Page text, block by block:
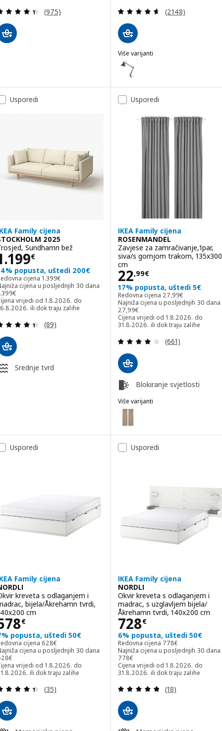
Revizija: 4.4 od 5 zvjezdica. Ukupno recenzija:
(975) Revizija: 4.6
(2148)
Više varijanti
TERTIAL
Mogućnost: TERTIAL, Radna
Mogućnost: TERTIAL, Radna
Usporedi
Family cijena
2025
Sundhamn bež
€1199€
popusta, uštedi 200€
cijena 1.399€
Redovna cijena 1399€
cijena u posljednjih 30 dana
€ cijena u posljednjih 30 dana 1399€
vrijedi od 1.8.2026. do
ili dok traju zalihe
Revizija: 4.4 od 5 zvjezdica. Ukupno recenzija:
(89)
Srednje tvrd
Usporedi
IKEA Family cijena
ROSENMANDEL
Zavjese za zamračivanje,1par,
siva/s gornjom trakom, 135x300
cm
22,99€
Cijena 22,99€
17% popusta, uštedi 5€
Redovna cijena 27,99€
Redovna cijena
Najniža cijena u posljednjih 30 dana
27,99€
Najniža cijena u posljednjih 30
Cijena vrijedi od 1.8.2026. do
31.8.2026. ili dok traju zalihe
Revizija: 4.1 od
(661)
Blokiranje svjetlosti
Više varijanti
ROSENMANDEL
Mogućnost: ROSENMANDEL,
Mogućnost: ROSENMANDEL,
Usporedi
Family cijena
kreveta s odlaganjem i
bijela/Åkrehamn tvrdi,
cm
€ 578€
popusta, uštedi 50€
cijena 628€
Redovna cijena 628€
cijena u posljednjih 30 dana
€
cijena u posljednjih 30 dana 628€
vrijedi od 1.8.2026. do
ili dok traju zalihe
Revizija: 4.4 od 5 zvjezdica. Ukupno recenzija:
(35)
Usporedi
IKEA Family cijena
NORDLI
Okvir kreveta s odlaganjem i
madrac, s uzglavljem bijela/
Åkrehamn tvrdi, 140x200 cm
728€
Cijena 728€
6% popusta, uštedi 50€
Redovna cijena 778€
Redovna cijena 778€
Najniža cijena u posljednjih 30 dana
778€
Najniža cijena u posljednjih 30
Cijena vrijedi od 1.8.2026. do
31.8.2026. ili dok traju zalihe
Revizija: 4.8
(18)